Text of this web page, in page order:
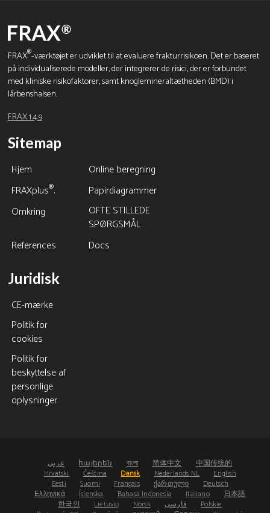
FRAX®-værktøjet er udviklet til at evaluere frakturrisikoen. Det er baseret
på individualiserede modeller, der integrerer de risici, der er forbundet
med kliniske risikofaktorer, samt knoglemineraltætheden (BMD) i
lårbenshalsen.
FRAX 1.4.9
Sitemap
Hjem
Online beregning
FRAXplus®.
Papirdiagrammer
Omkring
OFTE STILLEDE
SPØRGSMÅL
References
Docs
Juridisk
CE-mærke
Politik for
cookies
Politik for
beskyttelse af
personlige
oplysninger
عربي հայերեն বাংলা 简体中文
中国传统的
Hrvatski
Čeština Dansk Nederlands NL
English
Eesti
Suomi Français ქართული
Deutsch
Ελληνικά
Íslenska Bahasa Indonesia Italiano
日本語
한국인
Lietuvių Norsk فارسی
Polskie